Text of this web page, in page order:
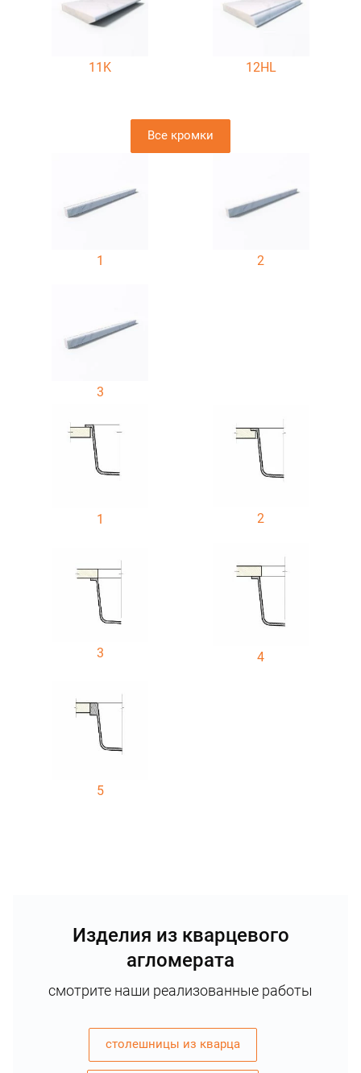
11K 12HL
Все кромки
1 2
3
1 2
3 4
5
Изделия из кварцевого
агломерата
смотрите наши реализованные работы
столешницы из кварца